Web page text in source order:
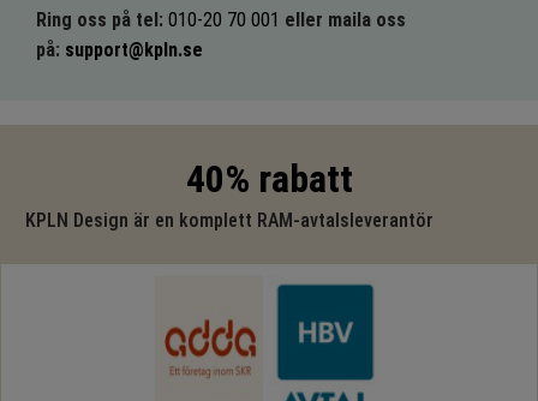
Ring oss på tel: 010-20 70 001 eller maila oss
på: support@kpln.se
40% rabatt
KPLN Design är en komplett RAM-avtalsleverantör